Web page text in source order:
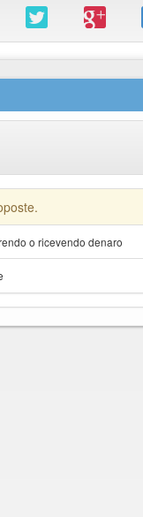
o ricevendo denaro